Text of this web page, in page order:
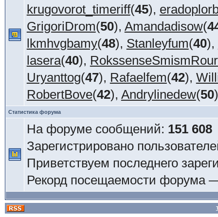
krugovorot_timeriff(45),
GrigoriDrom(50), Amandadisow(
lkmhvgbamy(48), Stanleyfum(40),
lasera(40),
Uryanttog(47), Rafaelfem(42),
RobertBove(42), Andrylinedew(50
Статистика форума
На форуме сообщений: 151 608
Зарегистрировано
Приветствуем последнего
Рекорд посещаемости форума